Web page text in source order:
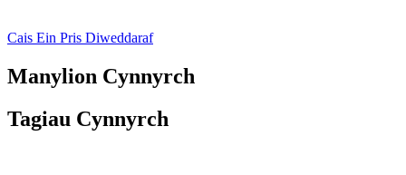
Cais Ein Pris Diweddaraf
Manylion Cynnyrch
Tagiau Cynnyrch